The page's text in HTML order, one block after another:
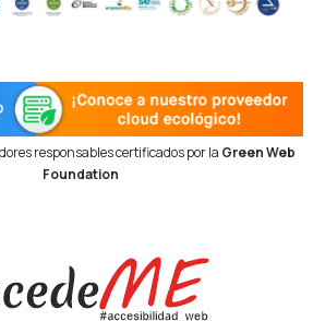
responsables certificados por la Green Web
Foundation